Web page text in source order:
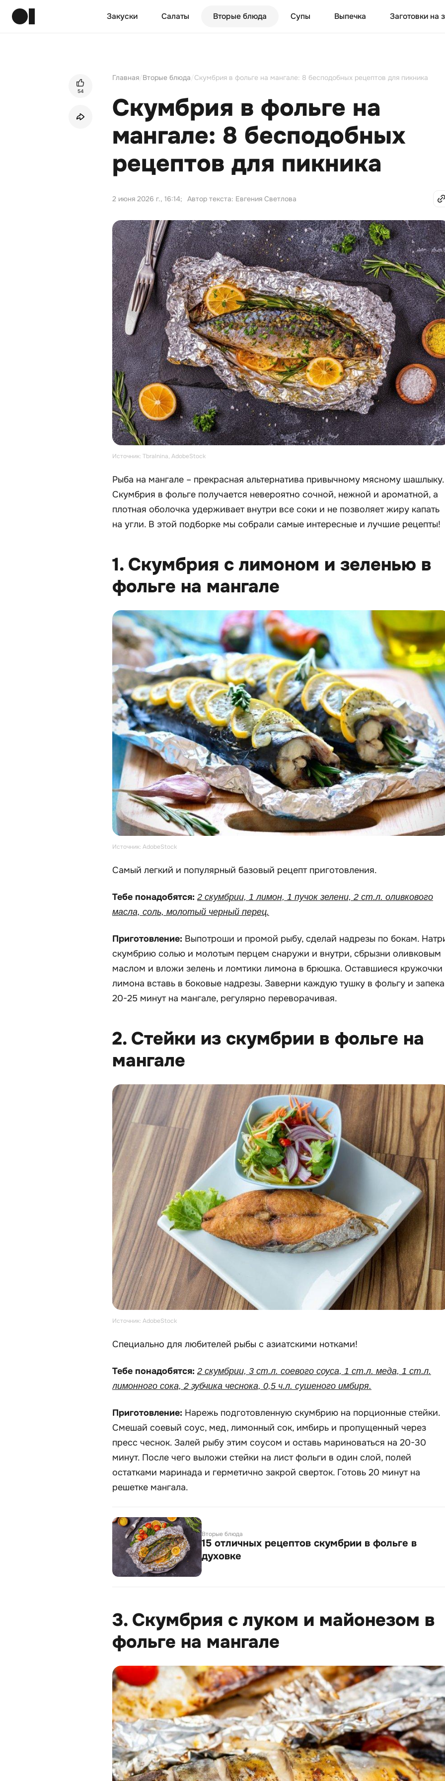
Закуски Салаты Вторые блюда Супы Выпечка Заготовки на
54
Главная Вторые блюда Скумбрия в фольге на мангале: 8 бесподобных рецептов для пикника
Скумбрия в фольге на
мангале: 8 бесподобных
рецептов для пикника
2 июня 2026 г., 16:14; Автор текста: Евгения Светлова
Источник: Tbralnina, AdobeStock
Рыба на мангале – прекрасная альтернатива привычному мясному шашлыку.
Скумбрия в фольге получается невероятно сочной, нежной и ароматной, а
плотная оболочка удерживает внутри все соки и не позволяет жиру капать
на угли. В этой подборке мы собрали самые интересные и лучшие рецепты!
1. Скумбрия с лимоном и зеленью в
фольге на мангале
Источник: AdobeStock
Самый легкий и популярный базовый рецепт приготовления.
Тебе понадобятся: 2 скумбрии, 1 лимон, 1 пучок зелени, 2 ст.л. оливкового
масла, соль, молотый черный перец.
Приготовление: Выпотроши и промой рыбу, сделай надрезы по бокам.
скумбрию солью и молотым перцем снаружи и внутри, сбрызни оливковым
маслом и вложи зелень и ломтики лимона в брюшка. Оставшиеся кружочки
лимона вставь в боковые надрезы. Заверни каждую тушку в фольгу и
20-25 минут на мангале, регулярно переворачивая.
2. Стейки из скумбрии в фольге на
мангале
Источник: AdobeStock
Специально для любителей рыбы с азиатскими нотками!
Тебе понадобятся: 2 скумбрии, 3 ст.л. соевого соуса, 1 ст.л. меда, 1 ст.л.
лимонного сока, 2 зубчика чеснока, 0,5 ч.л. сушеного имбиря.
Приготовление: Нарежь подготовленную скумбрию на порционные стейки.
Смешай соевый соус, мед, лимонный сок, имбирь и пропущенный через
пресс чеснок. Залей рыбу этим соусом и оставь мариноваться на 20-30
минут. После чего выложи стейки на лист фольги в один слой, полей
остатками маринада и герметично закрой сверток. Готовь 20 минут на
решетке мангала.
Вторые блюда
15 отличных рецептов скумбрии в фольге в
духовке
3. Скумбрия с луком и майонезом в
фольге на мангале